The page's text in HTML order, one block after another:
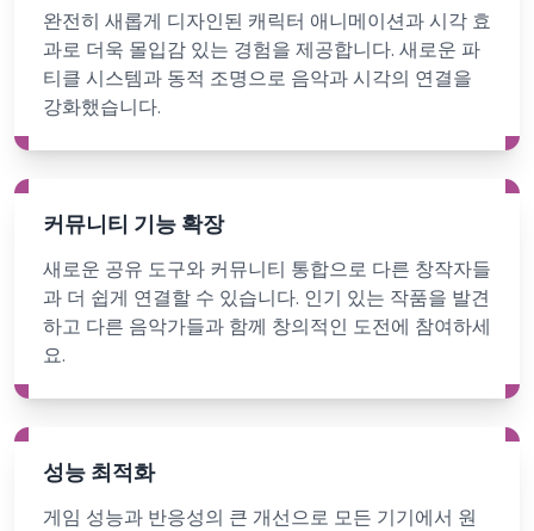
완전히 새롭게 디자인된 캐릭터 애니메이션과 시각 효
과로 더욱 몰입감 있는 경험을 제공합니다. 새로운 파
티클 시스템과 동적 조명으로 음악과 시각의 연결을
강화했습니다.
커뮤니티 기능 확장
새로운 공유 도구와 커뮤니티 통합으로 다른 창작자들
과 더 쉽게 연결할 수 있습니다. 인기 있는 작품을 발견
하고 다른 음악가들과 함께 창의적인 도전에 참여하세
요.
성능 최적화
게임 성능과 반응성의 큰 개선으로 모든 기기에서 원